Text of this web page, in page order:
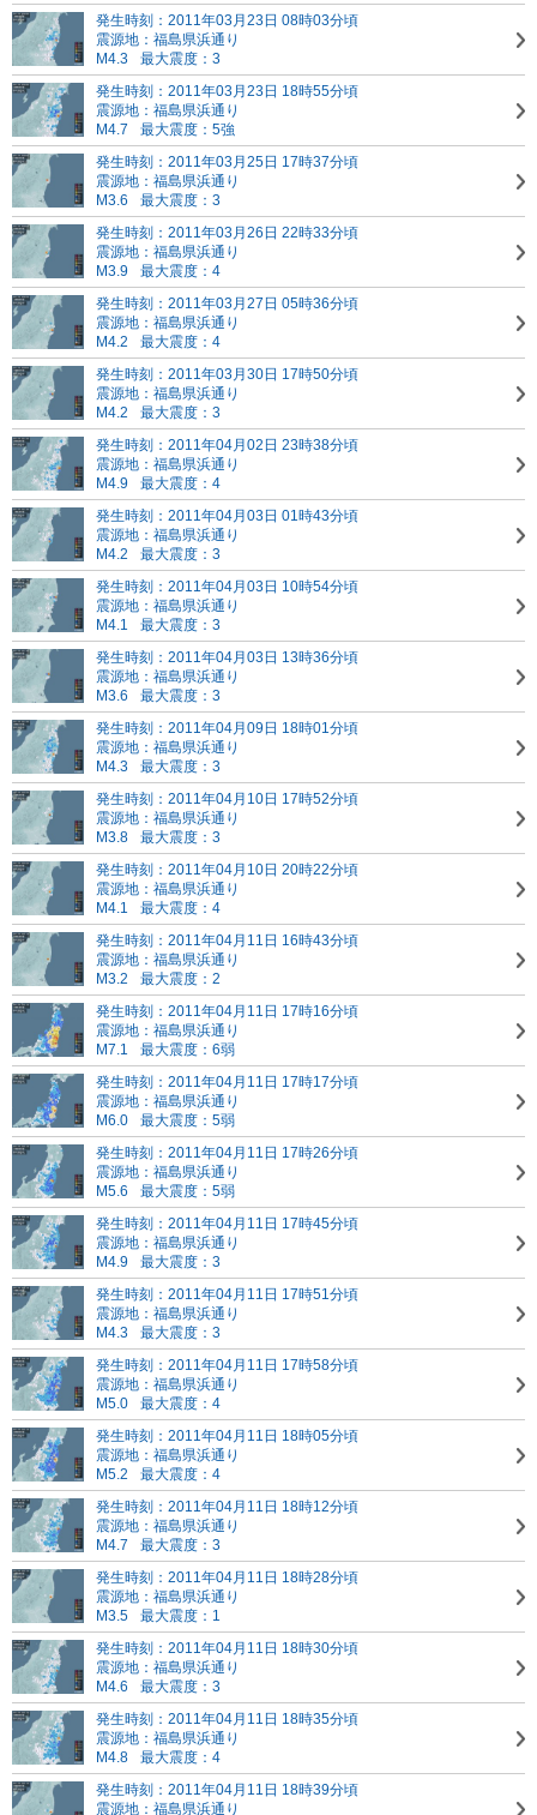
発生時刻：2011年03月23日 08時03分頃
震源地：福島県浜通り
M4.3
最大震度：3
発生時刻：2011年03月23日 18時55分頃
震源地：福島県浜通り
M4.7
最大震度：5強
発生時刻：2011年03月25日 17時37分頃
震源地：福島県浜通り
M3.6
最大震度：3
発生時刻：2011年03月26日 22時33分頃
震源地：福島県浜通り
M3.9
最大震度：4
発生時刻：2011年03月27日 05時36分頃
震源地：福島県浜通り
M4.2
最大震度：4
発生時刻：2011年03月30日 17時50分頃
震源地：福島県浜通り
M4.2
最大震度：3
発生時刻：2011年04月02日 23時38分頃
震源地：福島県浜通り
M4.9
最大震度：4
発生時刻：2011年04月03日 01時43分頃
震源地：福島県浜通り
M4.2
最大震度：3
発生時刻：2011年04月03日 10時54分頃
震源地：福島県浜通り
M4.1
最大震度：3
発生時刻：2011年04月03日 13時36分頃
震源地：福島県浜通り
M3.6
最大震度：3
発生時刻：2011年04月09日 18時01分頃
震源地：福島県浜通り
M4.3
最大震度：3
発生時刻：2011年04月10日 17時52分頃
震源地：福島県浜通り
M3.8
最大震度：3
発生時刻：2011年04月10日 20時22分頃
震源地：福島県浜通り
M4.1
最大震度：4
発生時刻：2011年04月11日 16時43分頃
震源地：福島県浜通り
M3.2
最大震度：2
発生時刻：2011年04月11日 17時16分頃
震源地：福島県浜通り
M7.1
最大震度：6弱
発生時刻：2011年04月11日 17時17分頃
震源地：福島県浜通り
M6.0
最大震度：5弱
発生時刻：2011年04月11日 17時26分頃
震源地：福島県浜通り
M5.6
最大震度：5弱
発生時刻：2011年04月11日 17時45分頃
震源地：福島県浜通り
M4.9
最大震度：3
発生時刻：2011年04月11日 17時51分頃
震源地：福島県浜通り
M4.3
最大震度：3
発生時刻：2011年04月11日 17時58分頃
震源地：福島県浜通り
M5.0
最大震度：4
発生時刻：2011年04月11日 18時05分頃
震源地：福島県浜通り
M5.2
最大震度：4
発生時刻：2011年04月11日 18時12分頃
震源地：福島県浜通り
M4.7
最大震度：3
発生時刻：2011年04月11日 18時28分頃
震源地：福島県浜通り
M3.5
最大震度：1
発生時刻：2011年04月11日 18時30分頃
震源地：福島県浜通り
M4.6
最大震度：3
発生時刻：2011年04月11日 18時35分頃
震源地：福島県浜通り
M4.8
最大震度：4
発生時刻：2011年04月11日 18時39分頃
震源地：福島県浜通り